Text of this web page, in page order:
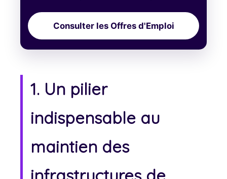
Consulter les Offres d'Emploi
1. Un pilier
indispensable au
maintien des